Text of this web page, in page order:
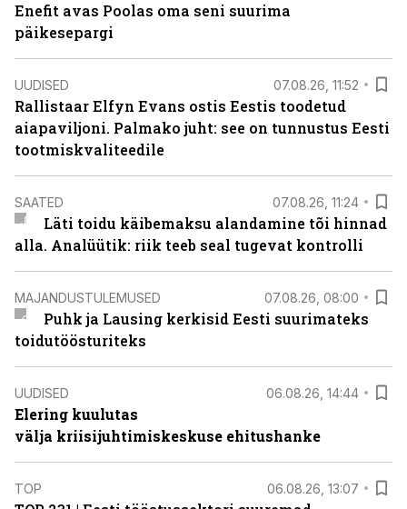
Enefit avas Poolas oma seni suurima
päikesepargi
UUDISED 07.08.26, 11:52
Rallistaar Elfyn Evans ostis Eestis toodetud
aiapaviljoni. Palmako juht: see on tunnustus Eesti
tootmiskvaliteedile
SAATED 07.08.26, 11:24
Läti toidu käibemaksu alandamine tõi hinnad
alla. Analüütik: riik teeb seal tugevat kontrolli
MAJANDUSTULEMUSED 07.08.26, 08:00
Puhk ja Lausing kerkisid Eesti suurimateks
toidutöösturiteks
UUDISED 06.08.26, 14:44
Elering kuulutas
välja kriisijuhtimiskeskuse ehitushanke
TOP 06.08.26, 13:07